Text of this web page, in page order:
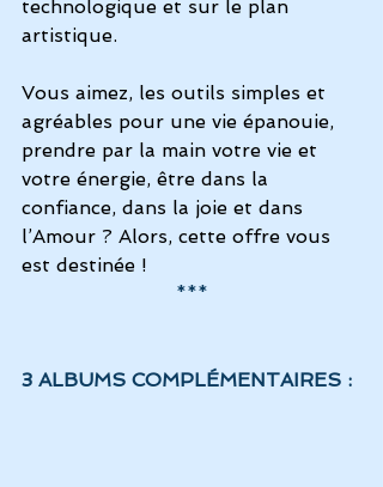
technologique et sur le plan
artistique.
Vous aimez, les outils simples et
agréables pour une vie épanouie,
prendre par la main votre vie et
votre énergie, être dans la
confiance, dans la joie et dans
l’Amour ? Alors, cette offre vous
est destinée !
***
3 ALBUMS COMPLÉMENTAIRES :